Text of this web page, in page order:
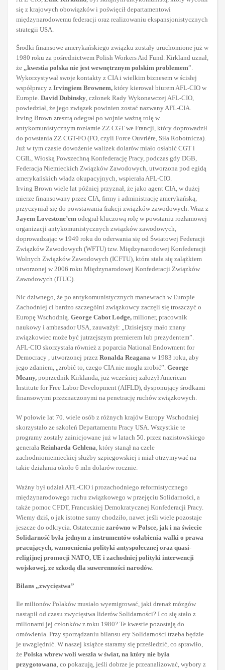
się z krajowych obowiązków i poświęcił departamentowi
międzynarodowemu federacji oraz realizowaniu ekspansjonistycznych
strategii USA.
Środki finansowe amerykańskiego związku zostały uruchomione już w
1980 roku za pośrednictwem Polish Workers Aid Fund. Kirkland uznał,
że „kwestia polska nie jest wewnętrznym polskim problemem”.
Wykorzystywał swoje kontakty z CIA i wielkim biznesem w ścisłej
współpracy z Irvingiem Brownem, który kierował biurem AFL-CIO w
Europie. David Dubinsky, członek Rady Wykonawczej AFL-CIO,
powiedział, że jego związek powinien zostać nazwany AFL-CIA.
Irving Brown zresztą odegrał po wojnie ważną rolę w
antykomunistycznym rozłamie ZZ CGT we Francji, który doprowadził
do powstania ZZ CGT-FO (FO, czyli Force Ouvrière, Siła Robotnicza).
Już w tym czasie dowożenie walizek dolarów miało osłabić CGT i
CGIL, Włoską Powszechną Konfederację Pracy, podczas gdy DGB,
Federacja Niemieckich Związków Zawodowych, utworzona pod egidą
amerykańskich władz okupacyjnych, wspierała AFL-CIO.
Irving Brown wiele lat później przyznał, że jako agent CIA, w dużej
mierze finansowany przez CIA, firmy i administrację amerykańską,
przyczyniał się do powstawania frakcji związków zawodowych. Wraz z
Jayem Lovestone’em odegrał kluczową rolę w powstaniu rozłamowej
organizacji antykomunistycznych związków zawodowych,
doprowadzając w 1949 roku do oderwania się od Światowej Federacji
Związków Zawodowych (WFTU) tzw. Międzynarodowej Konfederacji
Wolnych Związków Zawodowych (ICFTU), która stała się zalążkiem
utworzonej w 2006 roku Międzynarodowej Konfederacji Związków
Zawodowych (ITUC).
Nic dziwnego, że po antykomunistycznych manewrach w Europie
Zachodniej ci bardzo szczególni związkowcy zaczęli się troszczyć o
Europę Wschodnią. George Cabot Lodge, milioner, pracownik
naukowy i ambasador USA, zauważył: „Dzisiejszy mało znany
związkowiec może być jutrzejszym premierem lub prezydentem”.
AFL-CIO skorzystała również z poparcia National Endowment for
Democracy , utworzonej przez Ronalda Reagana w 1983 roku, aby
jego zdaniem, „zrobić to, czego CIA nie mogła zrobić”. George
Meany, poprzednik Kirklanda, już wcześniej założył American
Institute for Free Labor Development (AIFLD), dysponujący środkami
finansowymi przeznaczonymi na penetrację ruchów związkowych.
W połowie lat 70. wiele osób z różnych krajów Europy Wschodniej
skorzystało ze szkoleń Departamentu Pracy USA. Wszystkie te
programy zostały zainicjowane już w latach 50. przez nazistowskiego
generała Reinharda Gehlena, który stanął na czele
zachodnioniemieckiej służby szpiegowskiej i miał otrzymywać na
takie działania około 6 mln dolarów rocznie.
Ważny był udział AFL-CIO i prozachodniego reformistycznego
międzynarodowego ruchu związkowego w przejęciu Solidarności, a
także pomoc CFDT, Francuskiej Demokratycznej Konfederacji Pracy.
Wiemy dziś, o jak istotne sumy chodziło, nawet jeśli wiele pozostaje
jeszcze do odkrycia. Ostatecznie zarówno w Polsce, jak i na świecie
Solidarność była jednym z instrumentów osłabienia walki o prawa
pracujących, wzmocnienia polityki antyspołecznej oraz quasi-
religijnej promocji NATO, UE i zachodniej polityki interwencji
wojskowej, ze szkodą dla suwerenności narodów.
Bilans „zwycięstwa”
Ile milionów Polaków musiało wyemigrować, jaki drenaż mózgów
nastąpił od czasu zwycięstwa liderów Solidarności? I co się stało z
milionami jej członków z roku 1980? Te kwestie pozostają do
omówienia. Przy sporządzaniu bilansu ery Solidarności trzeba będzie
je uwzględnić. W naszej książce staramy się prześledzić, co sprawiło,
że Polska wbrew woli weszła w świat, na który nie była
przygotowana, co pokazują, jeśli dobrze je przeanalizować, wybory z